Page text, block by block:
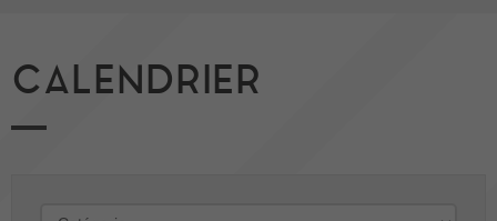
CALENDRIER